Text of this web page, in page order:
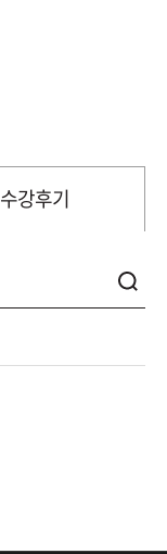
수강후기